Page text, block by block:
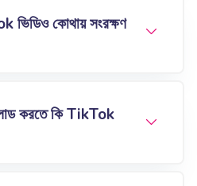
ভিডিও কোথায় সংরক্ষণ
করতে কি TikTok